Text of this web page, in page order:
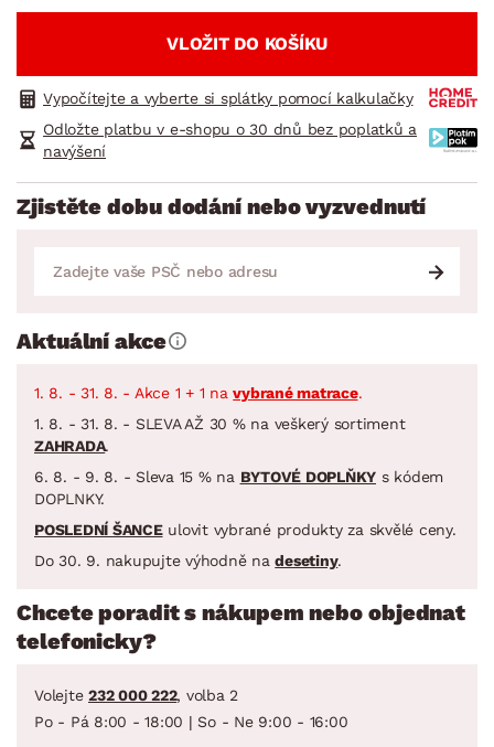
VLOŽIT DO KOŠÍKU
Vypočítejte a vyberte si splátky pomocí kalkulačky
Odložte platbu v e-shopu o 30 dnů bez poplatků a
navýšení
Zjistěte dobu dodání nebo vyzvednutí
Aktuální akce
1. 8. - 31. 8. - Akce 1 + 1 navybrané matrace.
1. 8. - 31. 8. - SLEVA AŽ 30 % na veškerý sortiment
ZAHRADA.
6. 8. - 9. 8. - Sleva 15 % na BYTOVÉ DOPLŇKY s kódem
DOPLNKY.
POSLEDNÍ ŠANCEulovit vybrané produkty za skvělé ceny.
Do 30. 9. nakupujte výhodně nadesetiny.
Chcete poradit s nákupem nebo objednat
telefonicky?
Volejte 232 000 222, volba 2
Po - Pá 8:00 - 18:00 | So - Ne 9:00 - 16:00